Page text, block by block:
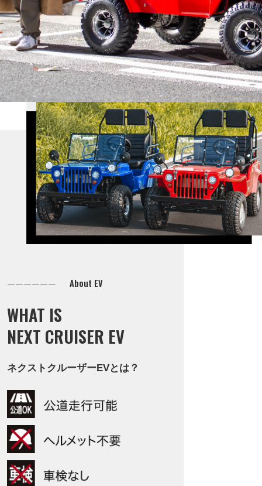
）
別途
詳細を見る
近くの店舗を見る
購入する
※類似品にご注意ください
ニュース
About EV
WHAT IS
NEXT CRUISER EV
ネクストクルーザーEVとは？